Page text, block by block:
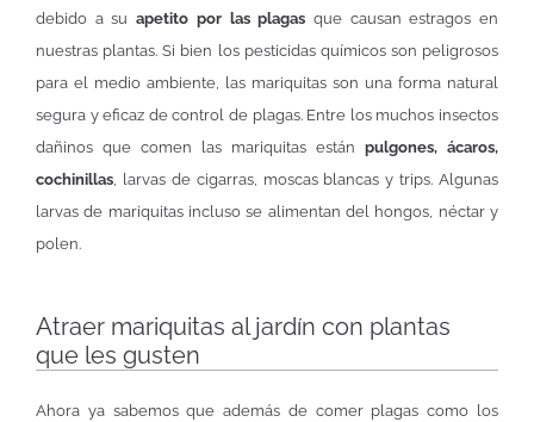
debido a suapetito por las plagas que causan estragos en
nuestras plantas. Si bien los pesticidas químicos son peligrosos
para el medio ambiente, las mariquitas son una forma natural
segura y eficaz de control de plagas. Entre los muchos insectos
dañinos que comen las mariquitas están pulgones, ácaros,
cochinillas , larvas de cigarras, moscas blancas y trips. Algunas
larvas de mariquitas incluso se alimentan del hongos, néctar y
polen.
Atraer mariquitas al jardín con plantas
que les gusten
Ahora ya sabemos que además de comer plagas como los